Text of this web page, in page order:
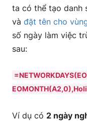
ta có thể tạo danh
và đặt tên cho
số ngày làm việc
sau:
Ví dụ có 2 ngày